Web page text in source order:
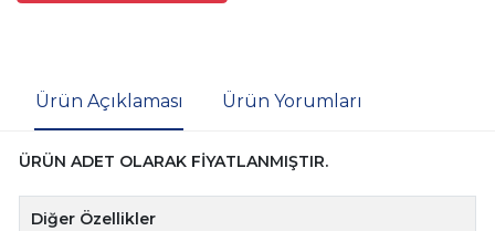
Ürün Açıklaması Ürün Yorumları
ÜRÜN ADET OLARAK FİYATLANMIŞTIR.
Diğer Özellikler